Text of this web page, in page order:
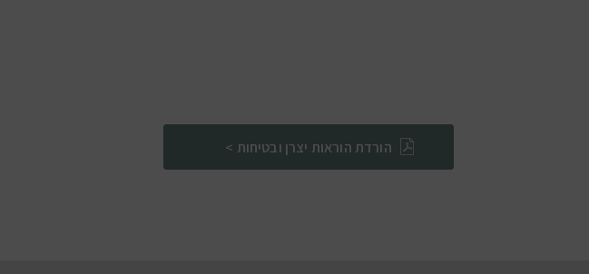
הורדת הוראות יצרן ובטיחות >